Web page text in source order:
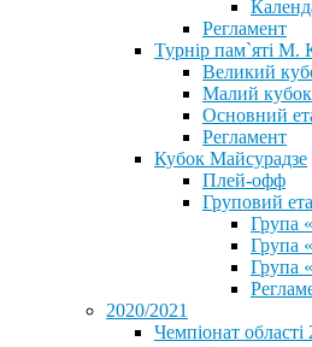
Регламент
Турнір пам`яті М.
Великий
Малий кубок
Основний
Регламент
Кубок Майсурадзе
Плей-офф
Груповий
Група
Група
Група
2020/2021
Чемпіонат області